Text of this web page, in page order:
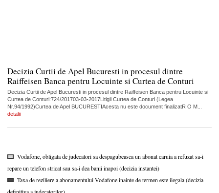
Decizia Curtii de Apel Bucuresti in procesul dintre
Raiffeisen Banca pentru Locuinte si Curtea de Conturi
Decizia Curtii de Apel Bucuresti in procesul dintre Raiffeisen Banca pentru Locuinte si
Curtea de Conturi:724/201703-03-2017Litigii Curtea de Conturi (Legea
Nr.94/1992)Curtea de Apel BUCURESTIAcesta nu este document finalizatR O M...
detalii
Vodafone, obligata de judecatori sa despagubeasca un abonat caruia a refuzat sa-i
repare un telefon stricat sau sa-i dea banii inapoi (decizia instantei)
Taxa de reziliere a abonamentului Vodafone inainte de termen este ilegala (decizia
definitiva a judecatorilor)